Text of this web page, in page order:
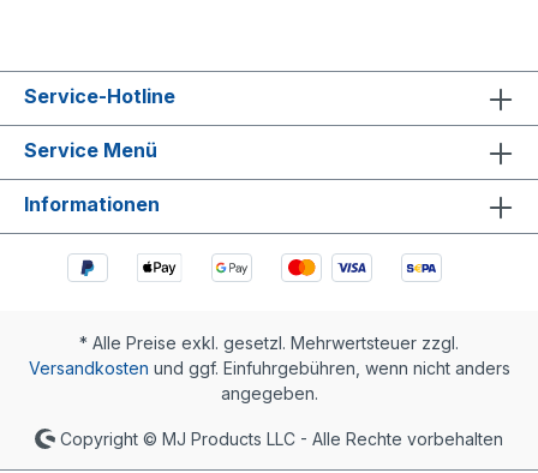
Service-Hotline
Service Menü
Informationen
* Alle Preise exkl. gesetzl. Mehrwertsteuer zzgl.
Versandkosten und ggf. Einfuhrgebühren, wenn nicht anders
angegeben.
Copyright © MJ Products LLC - Alle Rechte vorbehalten